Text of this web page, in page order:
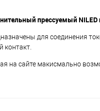
прессуемый
для соединения
контакт.
на сайте макисмально